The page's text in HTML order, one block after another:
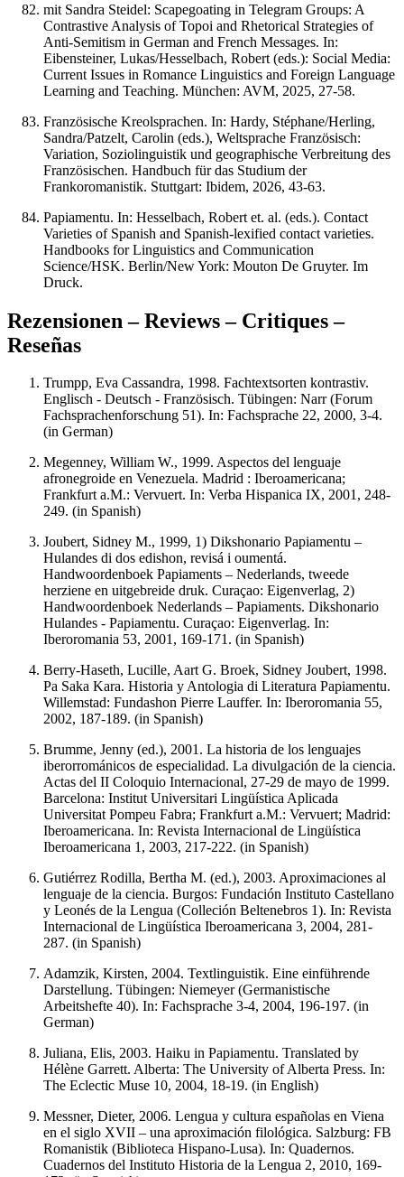
mit Sandra Steidel: Scapegoating in Telegram Groups: A
Contrastive Analysis of Topoi and Rhetorical Strategies of
Anti-Semitism in German and French Messages. In:
Eibensteiner, Lukas/Hesselbach, Robert (eds.): Social Media:
Current Issues in Romance Linguistics and Foreign Language
Learning and Teaching. München: AVM, 2025, 27-58.
Französische Kreolsprachen. In: Hardy, Stéphane/Herling,
Sandra/Patzelt, Carolin (eds.), Weltsprache Französisch:
Variation, Soziolinguistik und geographische Verbreitung des
Französischen. Handbuch für das Studium der
Frankoromanistik. Stuttgart: Ibidem, 2026, 43-63.
Papiamentu. In: Hesselbach, Robert et. al. (eds.). Contact
Varieties of Spanish and Spanish-lexified contact varieties.
Handbooks for Linguistics and Communication
Science/HSK. Berlin/New York: Mouton De Gruyter. Im
Druck.
Rezensionen – Reviews – Critiques –
Reseñas
Trumpp, Eva Cassandra, 1998. Fachtextsorten kontrastiv.
Englisch - Deutsch - Französisch. Tübingen: Narr (Forum
Fachsprachenforschung 51). In: Fachsprache 22, 2000, 3-4.
(in German)
Megenney, William W., 1999. Aspectos del lenguaje
afronegroide en Venezuela. Madrid : Iberoamericana;
Frankfurt a.M.: Vervuert. In: Verba Hispanica IX, 2001, 248-
249. (in Spanish)
Joubert, Sidney M., 1999, 1) Dikshonario Papiamentu –
Hulandes di dos edishon, revisá i oumentá.
Handwoordenboek Papiaments – Nederlands, tweede
herziene en uitgebreide druk. Curaçao: Eigenverlag, 2)
Handwoordenboek Nederlands – Papiaments. Dikshonario
Hulandes - Papiamentu. Curaçao: Eigenverlag. In:
Iberoromania 53, 2001, 169-171. (in Spanish)
Berry-Haseth, Lucille, Aart G. Broek, Sidney Joubert, 1998.
Pa Saka Kara. Historia y Antologia di Literatura Papiamentu.
Willemstad: Fundashon Pierre Lauffer. In: Iberoromania 55,
2002, 187-189. (in Spanish)
Brumme, Jenny (ed.), 2001. La historia de los lenguajes
iberorrománicos de especialidad. La divulgación de la ciencia.
Actas del II Coloquio Internacional, 27-29 de mayo de 1999.
Barcelona: Institut Universitari Lingüística Aplicada
Universitat Pompeu Fabra; Frankfurt a.M.: Vervuert; Madrid:
Iberoamericana. In: Revista Internacional de Lingüística
Iberoamericana 1, 2003, 217-222. (in Spanish)
Gutiérrez Rodilla, Bertha M. (ed.), 2003. Aproximaciones al
lenguaje de la ciencia. Burgos: Fundación Instituto Castellano
y Leonés de la Lengua (Colleción Beltenebros 1). In: Revista
Internacional de Lingüística Iberoamericana 3, 2004, 281-
287. (in Spanish)
Adamzik, Kirsten, 2004. Textlinguistik. Eine einführende
Darstellung. Tübingen: Niemeyer (Germanistische
Arbeitshefte 40). In: Fachsprache 3-4, 2004, 196-197. (in
German)
Juliana, Elis, 2003. Haiku in Papiamentu. Translated by
Hélène Garrett. Alberta: The University of Alberta Press. In:
The Eclectic Muse 10, 2004, 18-19. (in English)
Messner, Dieter, 2006. Lengua y cultura españolas en Viena
en el siglo XVII – una aproximación filológica. Salzburg: FB
Romanistik (Biblioteca Hispano-Lusa). In: Quadernos.
Cuadernos del Instituto Historia de la Lengua 2, 2010, 169-